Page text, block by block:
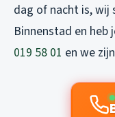
dag of nacht is, wij
Binnenstad en heb
019 58 01 en we